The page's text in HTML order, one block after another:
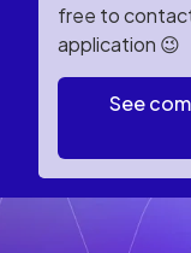
free to
application 😉
See